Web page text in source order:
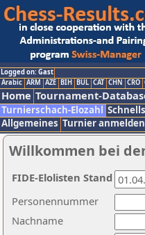
Logged on: Gast
Arabic ARM AZE BIH BUL CAT CHN CRO
Home Tournament-
Turnierschach-Elozahl
Allgemeines Turnier
Willkommen bei
Nachname
Personennummer
FIDE-Elolisten Stand